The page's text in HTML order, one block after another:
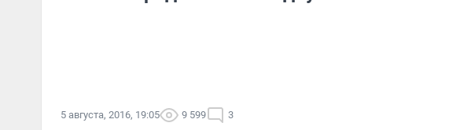
5 августа, 2016, 19:05 9 599 3